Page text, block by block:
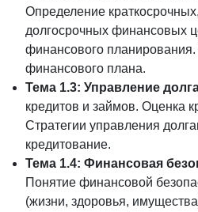
Определение
долгосрочных финансовых
финансового
финансового плана.
Тема 1.3: Управление
кредитов и займов. Оценка
Стратегии управления
кредитование.
Тема 1.4: Финансовая
Понятие финансовой
(жизни, здоровья,